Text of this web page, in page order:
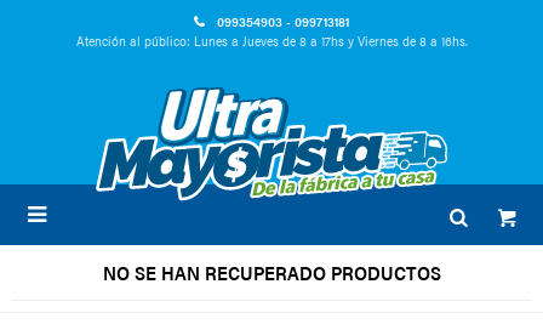
099354903 - 099713181
Atención al público: Lunes a Jueves de 8 a 17hs y Viernes de 8 a 16hs.

NO SE HAN RECUPERADO PRODUCTOS